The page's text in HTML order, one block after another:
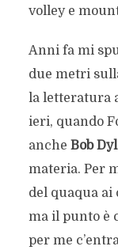
volley e
Anni fa mi
due metri
la letteratura
ieri, quando
anche Bob
materia. Per
del quaqua
ma il punto è
per me